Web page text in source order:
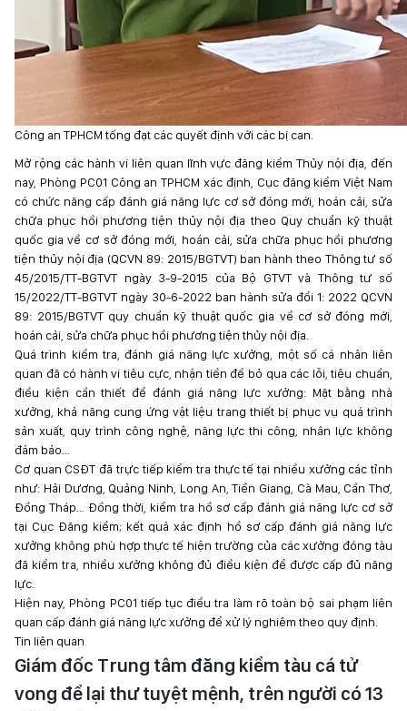
Công an TPHCM tống đạt các quyết định với các bị can.
Mở rộng các hành vi liên quan lĩnh vực đăng kiểm Thủy nội địa, đến
nay, Phòng PC01 Công an TPHCM xác định, Cục đăng kiểm Việt Nam
có chức năng cấp đánh giá năng lực cơ sở đóng mới, hoán cải, sửa
chữa phục hồi phương tiện thủy nội địa theo Quy chuẩn kỹ thuật
quốc gia về cơ sở đóng mới, hoán cải, sửa chữa phục hồi phương
tiện thủy nội địa (QCVN 89: 2015/BGTVT) ban hành theo Thông tư số
45/2015/TT-BGTVT ngày 3-9-2015 của Bộ GTVT và Thông tư số
15/2022/TT-BGTVT ngày 30-6-2022 ban hành sửa đổi 1: 2022 QCVN
89: 2015/BGTVT quy chuẩn kỹ thuật quốc gia về cơ sở đóng mới,
hoán cải, sửa chữa phục hồi phương tiện thủy nội địa.
Quá trình kiểm tra, đánh giá năng lực xưởng, một số cá nhân liên
quan đã có hành vi tiêu cực, nhận tiền để bỏ qua các lỗi, tiêu chuẩn,
điều kiện cần thiết để đánh giá năng lực xưởng: Mặt bằng nhà
xưởng, khả năng cung ứng vật liệu trang thiết bị phục vụ quá trình
sản xuất, quy trình công nghệ, năng lực thi công, nhân lực không
đảm bảo…
Cơ quan CSĐT đã trực tiếp kiểm tra thực tế tại nhiều xưởng các tỉnh
như: Hải Dương, Quảng Ninh, Long An, Tiền Giang, Cà Mau, Cần Thơ,
Đồng Tháp… Đồng thời, kiểm tra hồ sơ cấp đánh giá năng lực cơ sở
tại Cục Đăng kiểm; kết quả xác định hồ sơ cấp đánh giá năng lực
xưởng không phù hợp thực tế hiện trường của các xưởng đóng tàu
đã kiểm tra, nhiều xưởng không đủ điều kiện để được cấp đủ năng
lực.
Hiện nay, Phòng PC01 tiếp tục điều tra làm rõ toàn bộ sai phạm liên
quan cấp đánh giá năng lực xưởng để xử lý nghiêm theo quy định.
Tin liên quan
Giám đốc Trung tâm đăng kiểm tàu cá tử
vong để lại thư tuyệt mệnh, trên người có 13